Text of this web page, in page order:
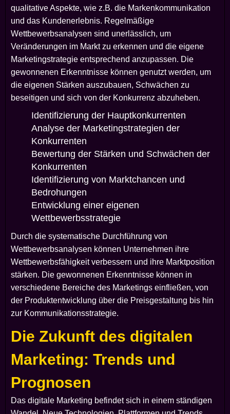
qualitative Aspekte, wie z.B. die Markenkommunikation
und das Kundenerlebnis. Regelmäßige
Wettbewerbsanalysen sind unerlässlich, um
Veränderungen im Markt zu erkennen und die eigene
Marketingstrategie entsprechend anzupassen. Die
gewonnenen Erkenntnisse können genutzt werden, um
die eigenen Stärken auszubauen, Schwächen zu
beseitigen und sich von der Konkurrenz abzuheben.
Identifizierung der Hauptkonkurrenten
Analyse der Marketingstrategien der
Konkurrenten
Bewertung der Stärken und Schwächen der
Konkurrenten
Identifizierung von Marktchancen und
Bedrohungen
Entwicklung einer eigenen
Wettbewerbsstrategie
Durch die systematische Durchführung von
Wettbewerbsanalysen können Unternehmen ihre
Wettbewerbsfähigkeit verbessern und ihre Marktposition
stärken. Die gewonnenen Erkenntnisse können in
verschiedene Bereiche des Marketings einfließen, von
der Produktentwicklung über die Preisgestaltung bis hin
zur Kommunikationsstrategie.
Die Zukunft des digitalen
Marketing: Trends und
Prognosen
Das digitale Marketing befindet sich in einem ständigen